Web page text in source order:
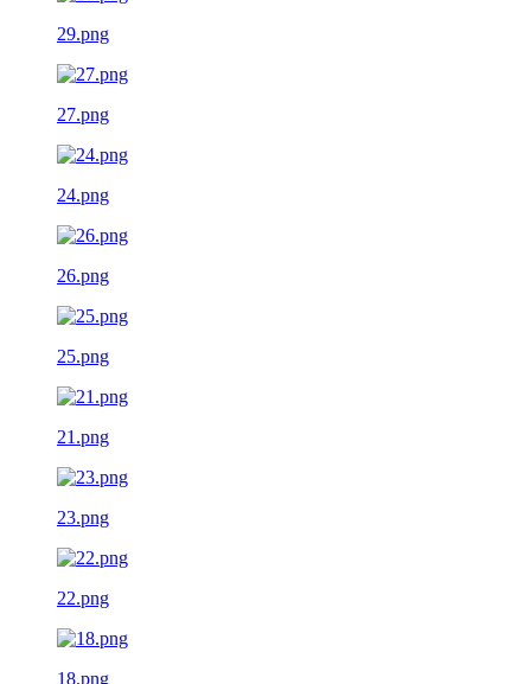
29.png
27.png
24.png
26.png
25.png
21.png
23.png
22.png
18.png